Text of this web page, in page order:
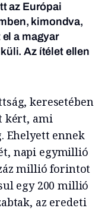
az Európai
kimondva,
a magyar
Az ítélet ellen
keresetében
kért, ami
Ehelyett ennek
napi egymillió
millió forintot
egy 200 millió
az eredeti